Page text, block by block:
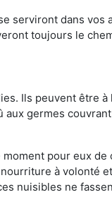
serviront dans
toujours le
Ils peuvent être
germes
pour eux
à volonté
nuisibles ne